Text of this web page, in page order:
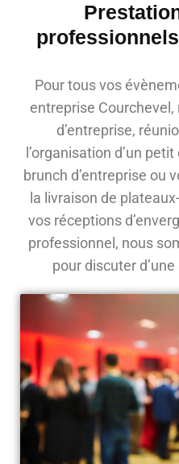
Pour tous vos
entreprise
d’entreprise,
l’organisation d’un
brunch d’entreprise ou
la livraison de
vos réceptions
professionnel, nous
pour discuter